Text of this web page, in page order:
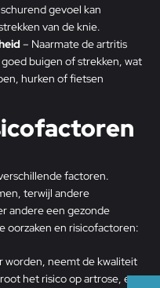
gevoel kan
van de knie.
– Naarmate de artritis
buigen of strekken, wat
hurken of fietsen
factoren.
terwijl andere
andere een gezonde
oorzaken en risicofactoren:
worden, neemt de kwaliteit
het risico op artrose, een